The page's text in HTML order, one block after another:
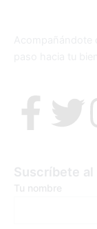
F
c
T
i
I
Tu nombre